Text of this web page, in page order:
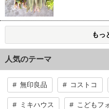
もっ
人気のテーマ
無印良品 コストコ
ミキハウス こどもフ